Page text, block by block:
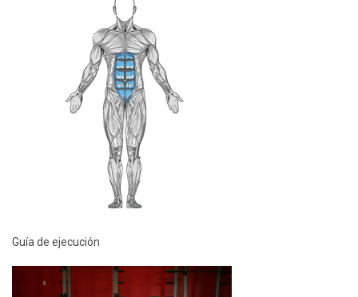
Guía de ejecución